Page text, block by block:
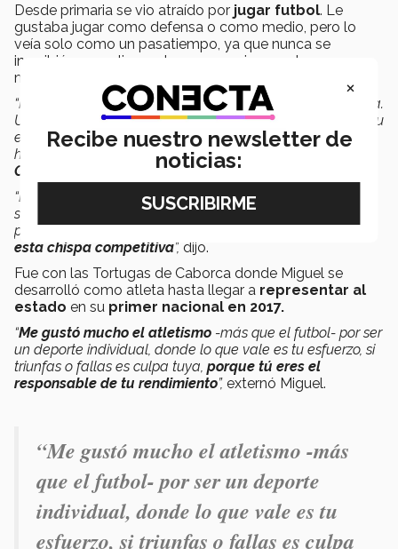
Desde primaria se vio atraído por jugar futbol. Le
gustaba jugar como defensa o como medio, pero lo
veía solo como un pasatiempo, ya que nunca se
inscribió en una liga; entonces, gracias a su hermano
mayor
“Mi hermano iba en secundaria y yo en cuarto de primaria.
Un día participó enpruebas de velocidad
que hubo en su
escuela y le sacó bastante a los demás. Luego, supo que
había un
equipo de atletismocerca del pueblo, en
Caborca
, y se animó a ir.
“El equipo se llamaba ‘ Tortugas de Caborca’
semanas que mi hermano entró me invitó a ir; para mí,
primero fue como un hobbie, pero luego, empecé atener
esta chispa competitiva”, dijo.
Fue con las Tortugas de Caborca donde Miguel se
desarrolló como atleta hasta llegar a representar al
estado en su primer nacional en 2017.
“Me gustó mucho el atletismo -más que el futbol- por ser
un deporte individual, donde lo que vale es tu esfuerzo, si
triunfas o fallas es culpa tuya, porque tú eres el
responsable de tu rendimiento”, externó Miguel.
“Me gustó mucho el atletismo -más
que el futbol- por ser un deporte
individual, donde lo que vale es tu
esfuerzo, si triunfas o fallas es culpa
×
Recibe nuestro newsletter de
noticias: